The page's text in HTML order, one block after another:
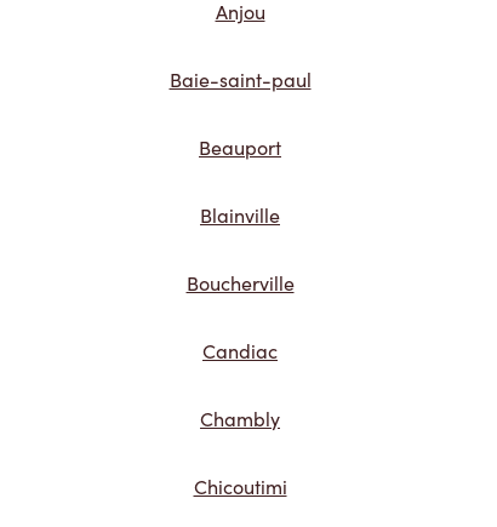
Anjou
Baie-saint-paul
Beauport
Blainville
Boucherville
Candiac
Chambly
Chicoutimi